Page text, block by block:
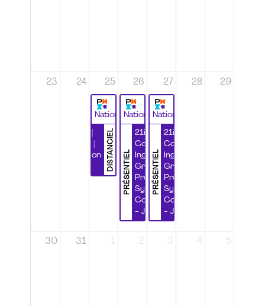
23 24 25
National
DISTANCIEL
Certification
26
National
PRÉSENTIEL
21ième
Congrès
Ingénierie
Grands
Projets et
Systèmes
Complexes
- Jour 1
27
National
PRÉSENTIEL
21ième
Congrès
Ingénierie
Grands
Projets et
Systèmes
Complexes
- Jour 2
28 29
30 31 1 2 3 4 5